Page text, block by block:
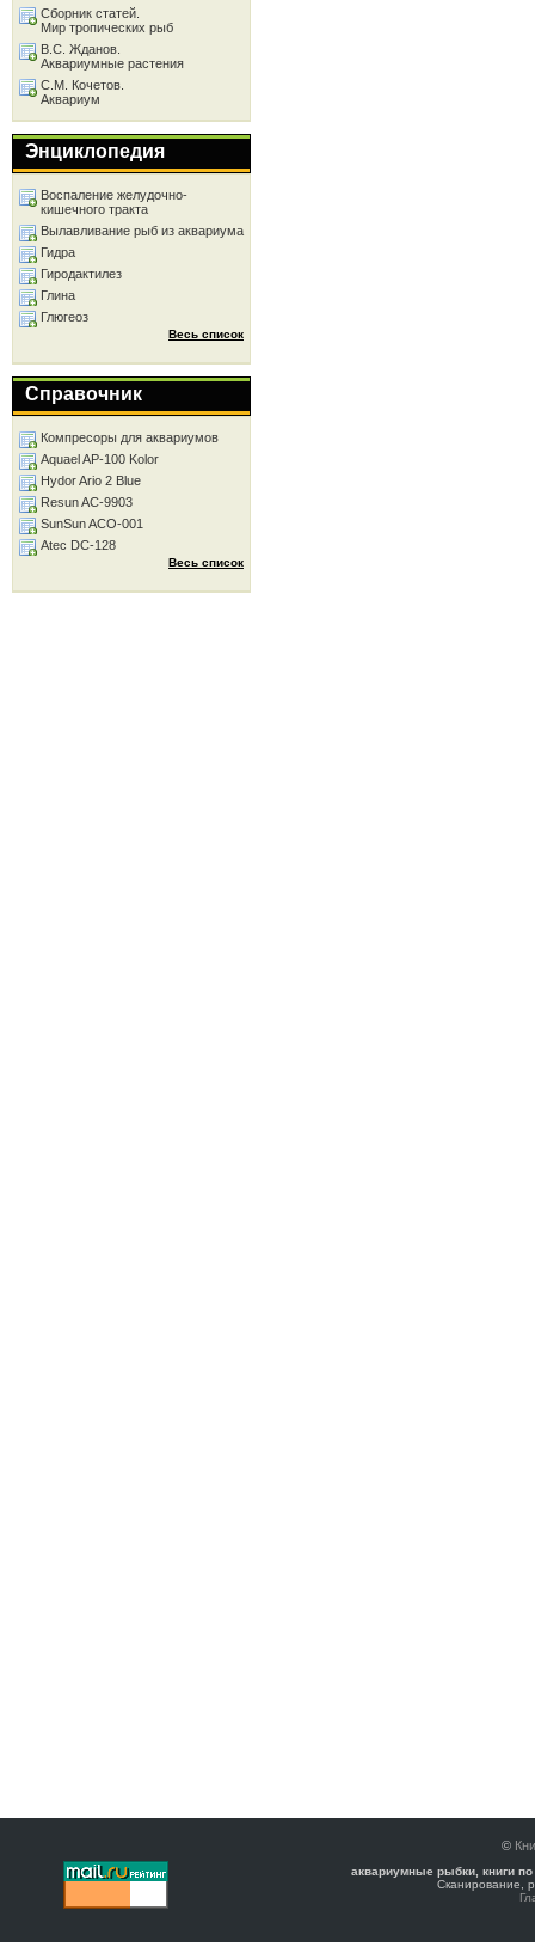
Сборник статей.
Мир тропических рыб
В.С. Жданов.
Аквариумные растения
С.М. Кочетов.
Аквариум
Энциклопедия
Воспаление желудочно-
кишечного тракта
Вылавливание рыб из аквариума
Гидра
Гиродактилез
Глина
Глюгеоз
Весь список
Справочник
Компресоры для аквариумов
Aquael AP-100 Kolor
Hydor Ario 2 Blue
Resun AC-9903
SunSun ACO-001
Atec DC-128
Весь список
©
аквариумные рыбки, книги
Сканирование,